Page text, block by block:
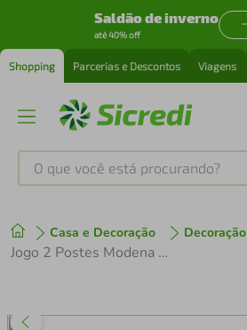
Saldão de inverno
até 40% off
Shopping Parcerias e Descontos Viagens
O que você está procurando?
Casa e Decoração Decoração
Jogo 2 Postes Modena 1,60m 2 Lâmpadas E27 Luminária Externa Bivolt Lente Fosca Dital
1 tenis